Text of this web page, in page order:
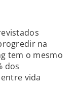
na
tem o mesmo
dos
vida